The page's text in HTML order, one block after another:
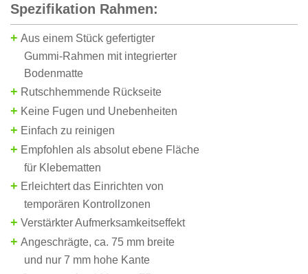
Spezifikation Rahmen:
+ Aus einem Stück gefertigter
Gummi-Rahmen mit integrierter
Bodenmatte
+ Rutschhemmende Rückseite
+ Keine Fugen und Unebenheiten
+ Einfach zu reinigen
+ Empfohlen als absolut ebene Fläche
für Klebematten
+ Erleichtert das Einrichten von
temporären Kontrollzonen
+ Verstärkter Aufmerksamkeitseffekt
+ Angeschrägte, ca. 75 mm breite
und nur 7 mm hohe Kante